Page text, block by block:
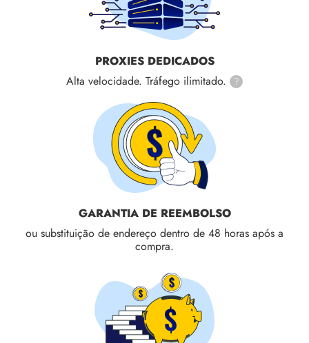
PROXIES DEDICADOS
Alta velocidade. Tráfego ilimitado.
?
GARANTIA DE REEMBOLSO
ou substituição de endereço dentro de 48 horas após a
compra.